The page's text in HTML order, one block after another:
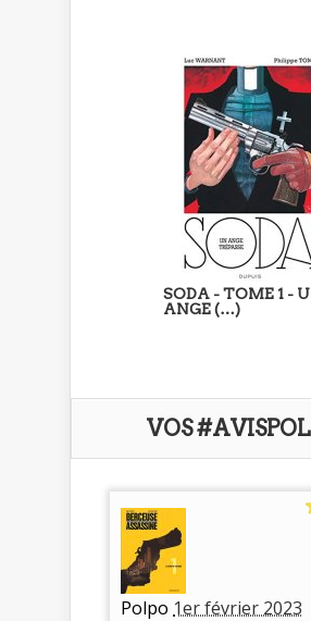
SODA - TOME 1 -
ANGE (…)
VOS
Polpo 1er février 2023